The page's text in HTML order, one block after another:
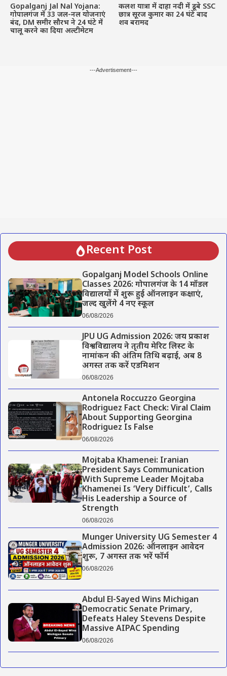
Gopalganj Jal Nal Yojana:
गोपालगंज में 33 जल-नल योजनाएं
बंद, DM समीर सौरभ ने 24 घंटे में
चालू करने का दिया अल्टीमेटम
कलश यात्रा में दाहा नदी में डूबे SSC
छात्र सूरज कुमार का 24 घंटे बाद
शव बरामद
---Advertisement---
Recent Post
Gopalganj Model Schools Online
Classes 2026: गोपालगंज के 14 मॉडल
विद्यालयों में शुरू हुई ऑनलाइन कक्षाएं,
जल्द खुलेंगे 4 नए स्कूल
06/08/2026
JPU UG Admission 2026: जय प्रकाश
विश्वविद्यालय ने तृतीय मेरिट लिस्ट के
नामांकन की अंतिम तिथि बढ़ाई, अब 8
अगस्त तक करें एडमिशन
06/08/2026
Antonela Roccuzzo Georgina
Rodriguez Fact Check: Viral Claim
About Supporting Georgina
Rodriguez Is False
06/08/2026
Mojtaba Khamenei: Iranian
President Says Communication
With Supreme Leader Mojtaba
Khamenei Is ‘Very Difficult’, Calls
His Leadership a Source of
Strength
06/08/2026
Munger University UG Semester 4
Admission 2026: ऑनलाइन आवेदन
शुरू, 7 अगस्त तक भरें फॉर्म
06/08/2026
Abdul El-Sayed Wins Michigan
Democratic Senate Primary,
Defeats Haley Stevens Despite
Massive AIPAC Spending
06/08/2026